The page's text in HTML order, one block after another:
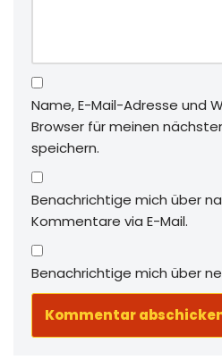
Name, E-Mail-Adresse und
Browser für meinen
speichern.
Benachrichtige mich über
Kommentare via E-Mail.
Benachrichtige mich über